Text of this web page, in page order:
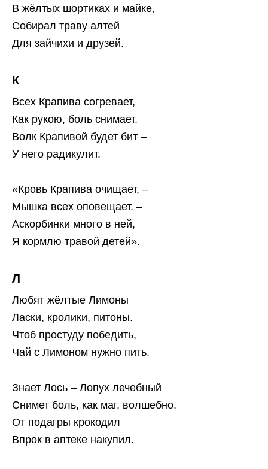
В жёлтых шортиках и майке,
Собирал траву алтей
Для зайчихи и друзей.
К
Всех Крапива согревает,
Как рукою, боль снимает.
Волк Крапивой будет бит –
У него радикулит.
«Кровь Крапива очищает, –
Мышка всех оповещает. –
Аскорбинки много в ней,
Я кормлю травой детей».
Л
Любят жёлтые Лимоны
Ласки, кролики, питоны.
Чтоб простуду победить,
Чай с Лимоном нужно пить.
Знает Лось – Лопух лечебный
Снимет боль, как маг, волшебно.
От подагры крокодил
Впрок в аптеке накупил.